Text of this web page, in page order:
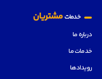
خدماتمشتریان
درباره ما
خدمات ما
رویدادها